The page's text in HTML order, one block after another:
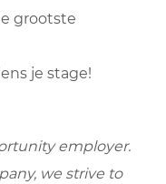
grootste
je stage!
employer.
we strive to